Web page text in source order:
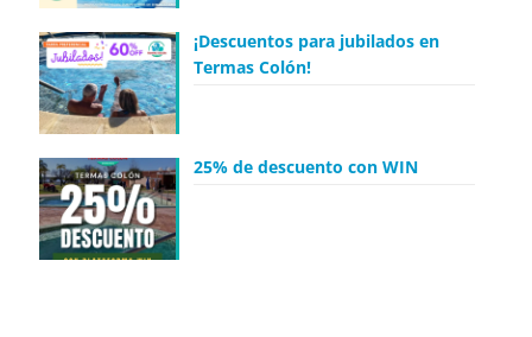
¡Descuentos para jubilados en
Termas Colón!
25% de descuento con WIN